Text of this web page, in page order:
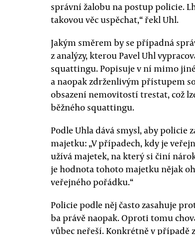
správní žalobu na postup policie.
takovou věc uspěchat,“ řekl Uhl.
Jakým směrem by se případná
z analýzy, kterou Pavel Uhl
squattingu. Popisuje v ní mimo
a naopak zdrženlivým přístupem
obsazení nemovitostí trestat, což
běžného squattingu.
Podle Uhla dává smysl, aby policie
majetku: „V případech, kdy je
užívá majetek, na který si činí
je hodnota tohoto majetku nějak
veřejného pořádku.“
Policie podle něj často zasahuje
ba právě naopak. Oproti tomu
vůbec neřeší. Konkrétně v